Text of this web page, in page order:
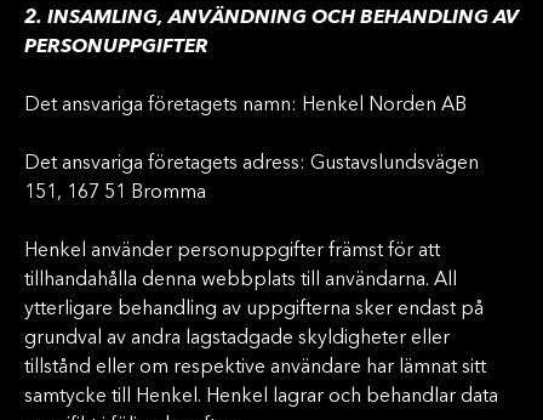
2. INSAMLING, ANVÄNDNING OCH BEHANDLING AV
PERSONUPPGIFTER
Det ansvariga företagets namn: Henkel Norden AB
Det ansvariga företagets adress: Gustavslundsvägen
151, 167 51 Bromma
Henkel använder personuppgifter främst för att
tillhandahålla denna webbplats till användarna. All
ytterligare behandling av uppgifterna sker endast på
grundval av andra lagstadgade skyldigheter eller
tillstånd eller om respektive användare har lämnat sitt
samtycke till Henkel. Henkel lagrar och behandlar data